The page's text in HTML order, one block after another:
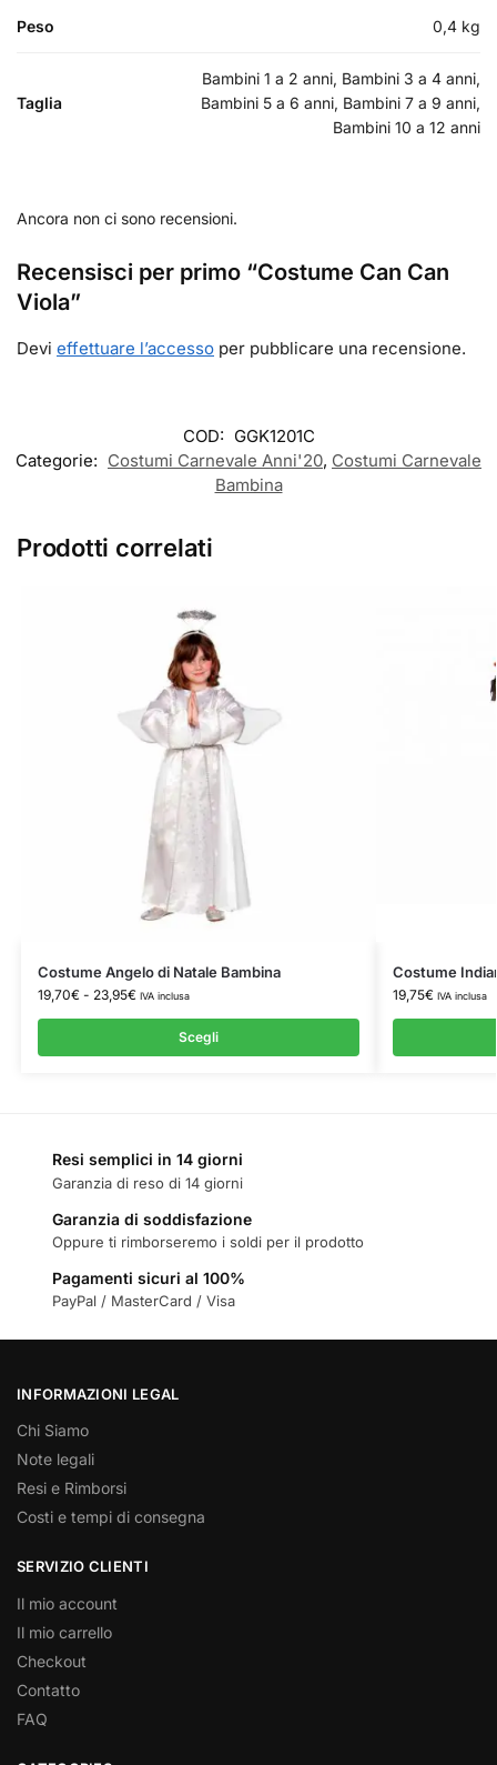
Peso 0,4 kg
Taglia
Bambini 1 a 2 anni, Bambini 3 a 4 anni,
Bambini 5 a 6 anni, Bambini 7 a 9 anni,
Bambini 10 a 12 anni
Ancora non ci sono recensioni.
Recensisci per primo “Costume Can Can
Viola”
Devi effettuare l’accesso per pubblicare una recensione.
COD: GGK1201C
Categorie: Costumi Carnevale Anni'20, Costumi Carnevale
Bambina
Prodotti correlati
Costume Angelo di Natale Bambina
19,70€ - 23,95€ IVA inclusa
Scegli
Costume
19,75€ IVA inclusa
Resi semplici in 14 giorni
Garanzia di reso di 14 giorni
Garanzia di soddisfazione
Oppure ti rimborseremo i soldi per il prodotto
Pagamenti sicuri al 100%
PayPal / MasterCard / Visa
INFORMAZIONI LEGAL
Chi Siamo
Note legali
Resi e Rimborsi
Costi e tempi di consegna
SERVIZIO CLIENTI
Il mio account
Il mio carrello
Checkout
Contatto
FAQ